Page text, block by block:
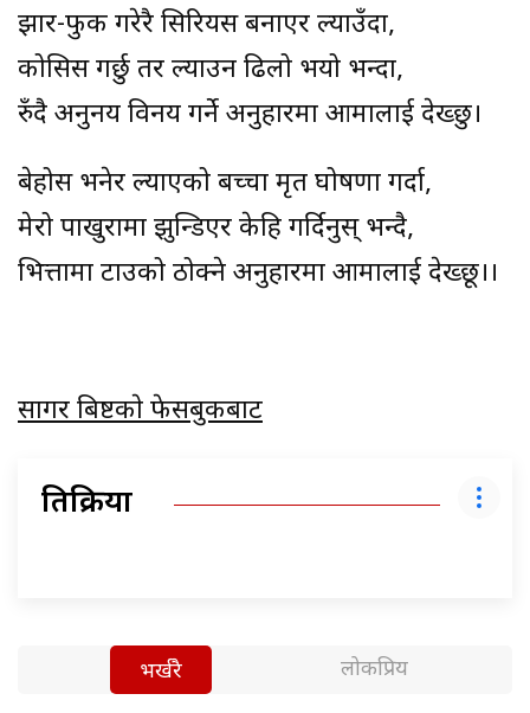
झार-फुक गरेरै सिरियस बनाएर ल्याउँदा,
कोसिस गर्छु तर ल्याउन ढिलो भयो भन्दा,
रुँदै अनुनय विनय गर्ने अनुहारमा आमालाई देख्छु।
बेहोस भनेर ल्याएको बच्चा मृत घोषणा गर्दा,
मेरो पाखुरामा झुन्डिएर केहि गर्दिनुस् भन्दै,
भित्तामा टाउको ठोक्ने अनुहारमा आमालाई देख्छू।।
सागर बिष्टकाे फेसबुकबाट
प्रतिक्रिया
भर्खरै लोकप्रिय